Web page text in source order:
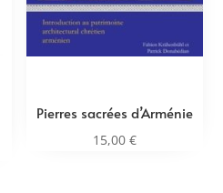
Pierres sacrées d’Arménie
15,00 €